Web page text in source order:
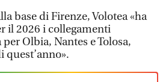
base di Firenze, Volotea «ha
il 2026 i collegamenti
Olbia, Nantes e Tolosa,
quest’anno».